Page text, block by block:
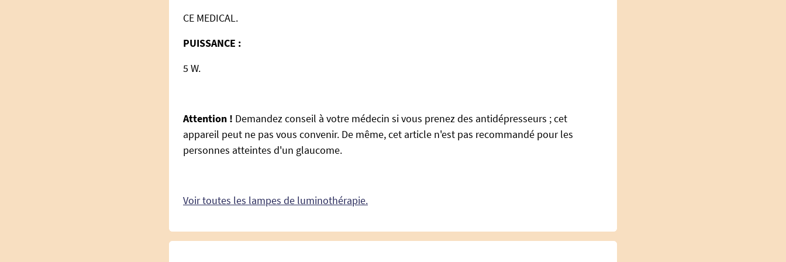
CE MEDICAL.
PUISSANCE :
5 W.
Attention ! Demandez conseil à votre médecin si vous prenez des antidépresseurs ; cet
appareil peut ne pas vous convenir. De même, cet article n'est pas recommandé pour les
personnes atteintes d'un glaucome.
Voir toutes les lampes de luminothérapie.